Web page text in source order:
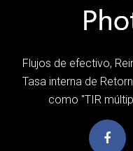
Flujos de efectivo,
Tasa interna de
como "TIR